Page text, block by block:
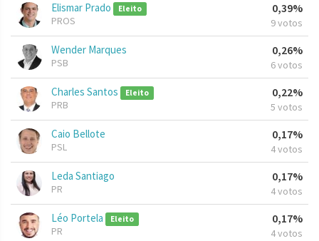
Elismar Prado Eleito
PROS
0,39%
9 votos
Wender Marques
PSB
0,26%
6 votos
Charles Santos Eleito
PRB
0,22%
5 votos
Caio Bellote
PSL
0,17%
4 votos
Leda Santiago
PR
0,17%
4 votos
Léo Portela Eleito
PR
0,17%
4 votos